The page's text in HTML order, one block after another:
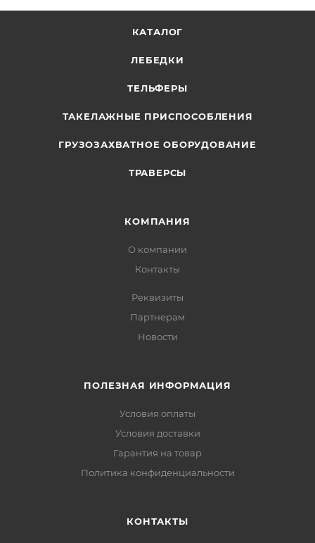
КАТАЛОГ
ЛЕБЕДКИ
ТЕЛЬФЕРЫ
ТАКЕЛАЖНЫЕ ПРИСПОСОБЛЕНИЯ
ГРУЗОЗАХВАТНОЕ ОБОРУДОВАНИЕ
ТРАВЕРСЫ
КОМПАНИЯ
О компании
Контакты
Реквизиты
Партнерам
Новости
ПОЛЕЗНАЯ ИНФОРМАЦИЯ
Условия оплаты
Условия доставки
Гарантия на товар
Политика конфиденциальности
КОНТАКТЫ